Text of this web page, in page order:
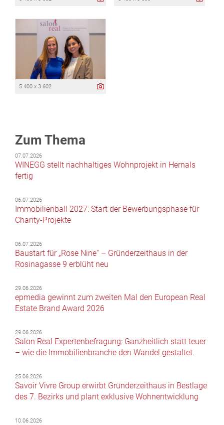
5 400 x 3 602
Zum Thema
07.07.2026
WINEGG stellt nachhaltiges Wohnprojekt in Hernals
fertig
06.07.2026
Immobilienball 2027: Start der Bewerbungsphase für
Charity-Projekte
06.07.2026
Baustart für „Rose Nine“ – Gründerzeithaus in der
Rosinagasse 9 erblüht neu
29.06.2026
epmedia gewinnt zum zweiten Mal den European Real
Estate Brand Award 2026
29.06.2026
Salon Real Expertenbefragung: Ganzheitlich statt teuer
– wie die Immobilienbranche den Wandel gestaltet.
25.06.2026
Savoir Vivre Group erwirbt Gründerzeithaus in Bestlage
des 7. Bezirks und plant exklusive Wohnentwicklung
10.06.2026